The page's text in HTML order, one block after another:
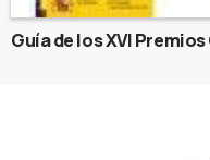
Guía de los XVI